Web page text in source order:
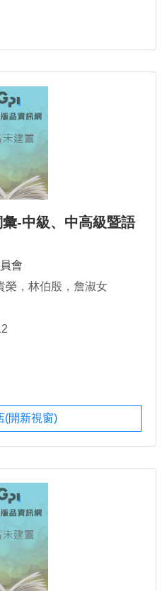
-中級、中高級暨語
會
榮，林伯殷，詹淑女
(開新視窗)